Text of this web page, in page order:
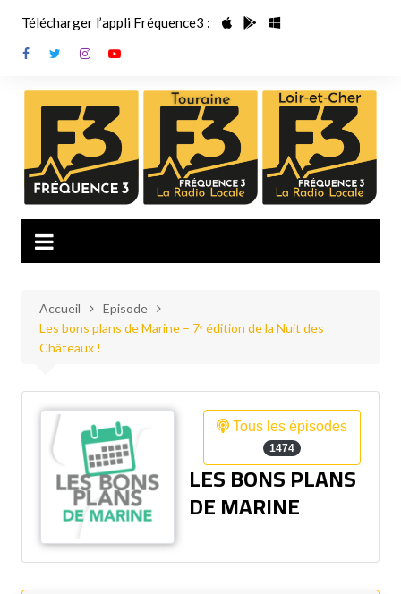
contenu
Télécharger l’appli Fréquence3 :
Accueil
Episode
Les bons plans de Marine – 7ᵉ édition de la Nuit des
Châteaux !
Tous les épisodes
1474
LES BONS PLANS
DE MARINE